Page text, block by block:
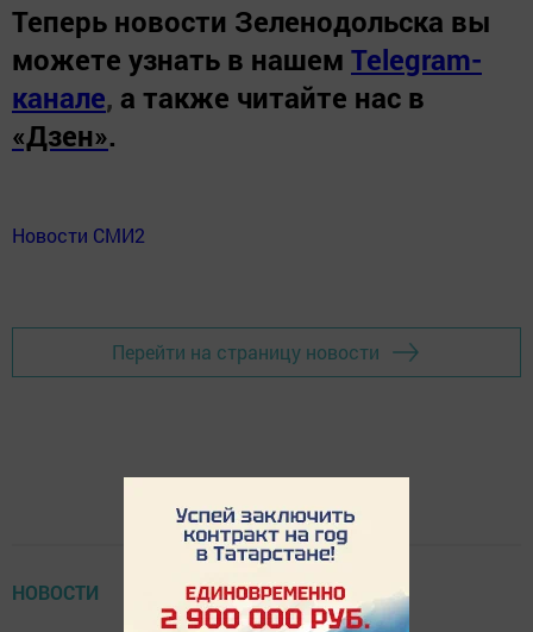
Теперь новости Зеленодольска вы
можете узнать в нашем Telegram-
канале, а также читайте нас в
«Дзен».
Новости СМИ2
Перейти на страницу новости
НОВОСТИ